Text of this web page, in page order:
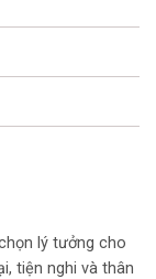
lý tưởng cho
tiện nghi và thân